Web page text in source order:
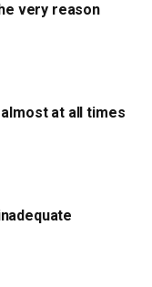
very reason
at all times